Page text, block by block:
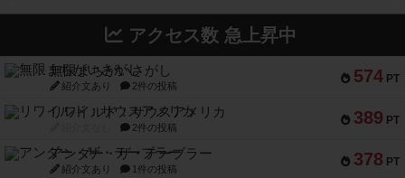
アクセス数 急上昇中
574 PT
無限まちがいさがし
紹介文あり 2件の投稿
389 PT
リワイルド：サウスアメリカ
2件の投稿
378 PT
アンダー・ザ・テーブラー
紹介文あり 1件の投稿